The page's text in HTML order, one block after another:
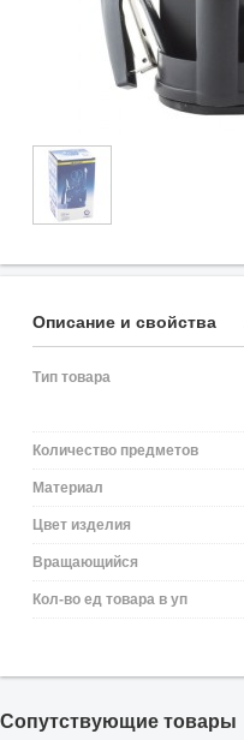
Описание и свойства
Тип товара
Количество предметов
Материал
Цвет изделия
Вращающийся
Кол-во ед товара в уп
Cопутствующие товары